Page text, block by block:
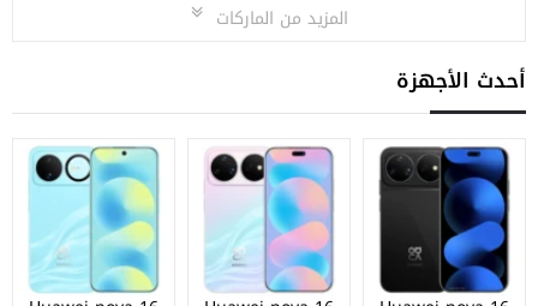
المزيد من الماركات
أحدث الأجهزة